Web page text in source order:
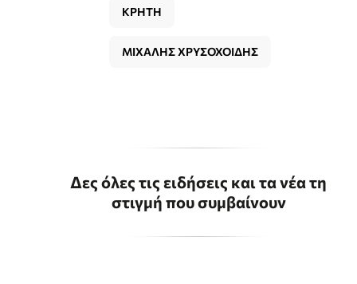
ΚΡΗΤΗ
ΜΙΧΑΛΗΣ ΧΡΥΣΟΧΟΙΔΗΣ
Δες όλες τις ειδήσεις και τα νέα τη
στιγμή που συμβαίνουν